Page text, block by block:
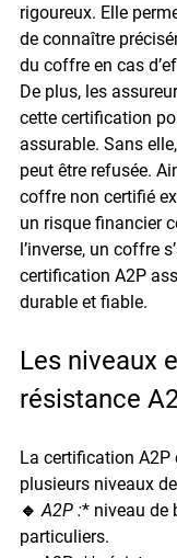
rigoureux. Elle
de connaître
du coffre en cas
De plus, les
cette certification
assurable. Sans
peut être refusée.
coffre non certifié
un risque financier
l’inverse, un coffre
certification A2P
durable et fiable.
Les niveaux
résistance
La certification A2P
plusieurs niveaux
🔹 A2P :* niveau de
particuliers.